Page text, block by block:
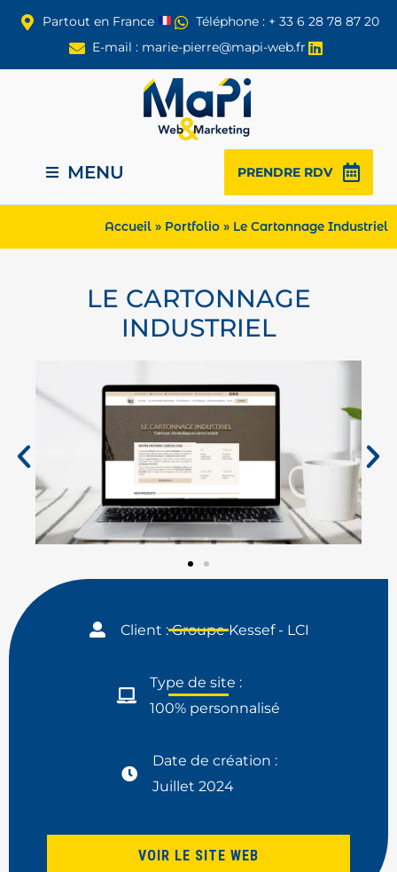
Partout en France
Téléphone : + 33 6 28 78 87 20
E-mail : marie-pierre@mapi-web.fr
MENU PRENDRE RDV
Accueil » Portfolio » Le Cartonnage Industriel
LE CARTONNAGE
INDUSTRIEL
Client : Groupe Kessef - LCI
Type de site :
100% personnalisé
Date de création :
Juillet 2024
VOIR LE SITE WEB